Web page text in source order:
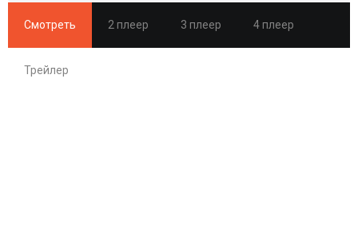
Смотреть 2 плеер 3 плеер 4 плеер
Трейлер